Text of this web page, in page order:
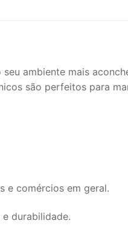
ambiente mais
são perfeitos para
e comércios em geral.
durabilidade.